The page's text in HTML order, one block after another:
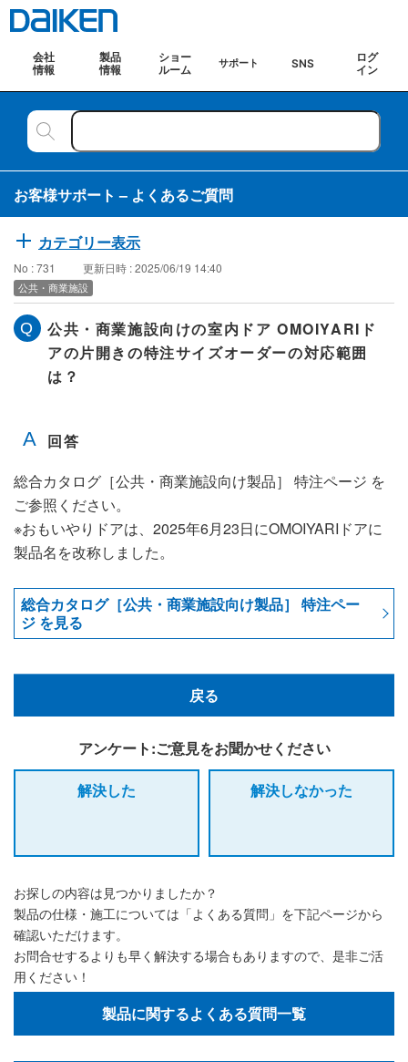
会社
情報
製品
情報
ショー
ルーム
サポート SNS
ログ
イン
お客様サポート – よくあるご質問
カテゴリー表示
No : 731 更新日時 : 2025/06/19 14:40
公共・商業施設
公共・商業施設向けの室内ドア OMOIYARIド
アの片開きの特注サイズオーダーの対応範囲
は？
総合カタログ［公共・商業施設向け製品］ 特注ページ を
ご参照ください。
※おもいやりドアは、2025年6月23日にOMOIYARIドアに
製品名を改称しました。
総合カタログ［公共・商業施設向け製品］ 特注ペー
ジ を見る
戻る
アンケート:ご意見をお聞かせください
解決した
解決しなかった
お探しの内容は見つかりましたか？
製品の仕様・施工については「よくある質問」を下記ページから
確認いただけます。
お問合せするよりも早く解決する場合もありますので、是非ご活
用ください！
製品に関するよくある質問一覧